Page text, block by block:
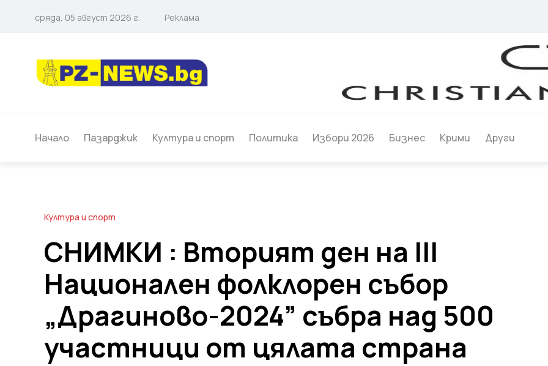
сряда, 05 август 2026 г. Реклама
Начало Пазарджик Култура и спорт Политика Избори 2026 Бизнес Крими Други
Култура и спорт
СНИМКИ : Вторият ден на III
Национален фолклорен събор
„Драгиново-2024” събра над 500
участници от цялата страна